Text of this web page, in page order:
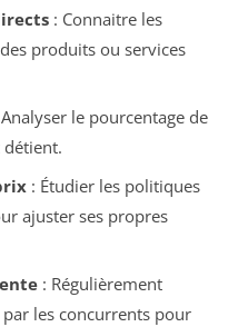
: Connaitre les
produits ou services
le pourcentage de
détient.
: Étudier les politiques
ajuster ses propres
: Régulièrement
les concurrents pour